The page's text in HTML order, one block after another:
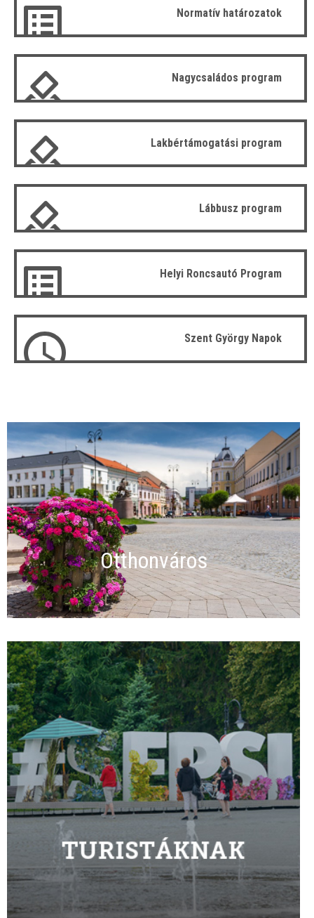
Normatív határozatok
Nagycsaládos program
Lakbértámogatási program
Lábbusz program
Helyi Roncsautó Program
Szent György Napok
Otthonváros